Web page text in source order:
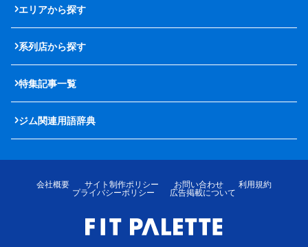
エリアから探す
系列店から探す
特集記事一覧
ジム関連用語辞典
会社概要 サイト制作ポリシー お問い合わせ
利用規約
プライバシーポリシー
広告掲載について